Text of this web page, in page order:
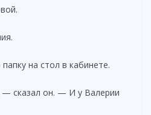
на стол в кабинете.
сказал он. — И у Валерии